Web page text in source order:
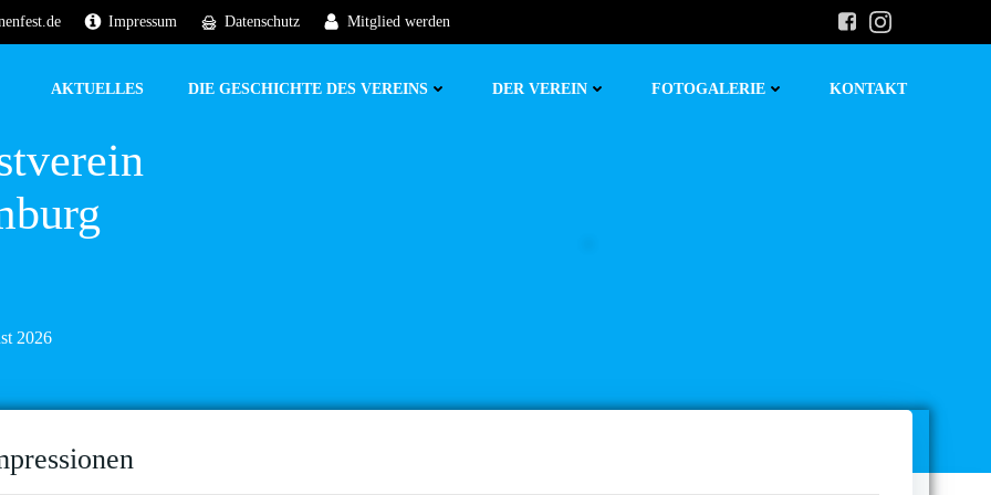
Impressum Datenschutz Mitglied werden
AKTUELLES DIE GESCHICHTE DES VEREINS DER VEREIN FOTOGALERIE KONTAKT
2026